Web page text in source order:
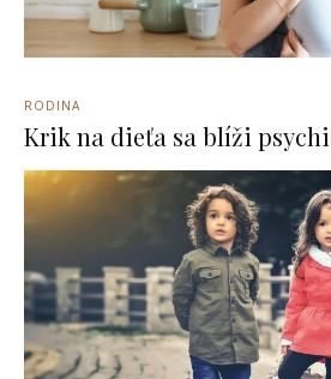
RODINA
Krik na dieťa sa blíži